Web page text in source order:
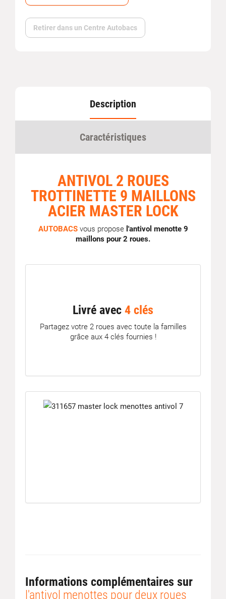
Retirer dans un Centre Autobacs
Description
Caractéristiques
ANTIVOL 2 ROUES
TROTTINETTE 9 MAILLONS
ACIER MASTER LOCK
AUTOBACSvous propose l'antivol menotte 9
maillons pour 2 roues.
Livré avec 4 clés
Partagez votre 2 roues avec toute la familles
grâce aux 4 clés fournies !
Informations complémentaires sur
l'antivol menottes pour deux roues